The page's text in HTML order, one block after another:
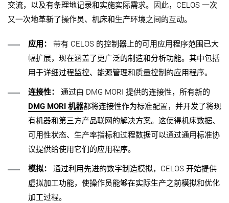
交流，以及有条理地记录和实施实际需求。因此，CELOS 一次
又一次地革新了操作员、机床和生产环境之间的互动。
应用： 带有 CELOS 的控制器上的可用应用程序范围已大
幅扩展，现在涵盖了更广泛的制造和分析功能。其中包括
用于详细过程监控、能源管理和质量控制的应用程序。
连接性： 通过由 DMG MORI 提供的连接性，所有新的
DMG MORI 机器都将连接性作为标准配置，并开发了将现
有机器和第三方产品联网的解决方案。这使得机床数据、
可用性状态、生产率指标和过程数据可以通过通用标准协
议提供给使用它们的应用程序。
模拟： 通过利用先进的数字制造模拟，CELOS 开始提供
虚拟加工功能，使操作员能够在实际生产之前模拟和优化
加工过程。